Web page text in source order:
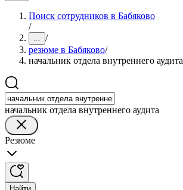
Поиск сотрудников в Бабяково
/
... /
резюме в Бабяково/
начальник отдела внутреннего аудита
начальник отдела внутреннего аудита
Резюме